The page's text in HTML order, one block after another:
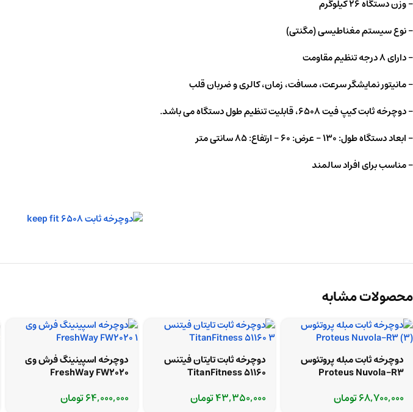
– وزن دستگاه ۲۶ کیلوگرم
– نوع سیستم مغناطیسی (مگنتی)
– دارای ۸ درجه تنظیم مقاومت
– مانیتور نمایشگر سرعت، مسافت، زمان، کالری و ضربان قلب
– دوچرخه ثابت کیپ فیت ۶۵۰۸، قابلیت تنظیم طول دستگاه می باشد.
– ابعاد دستگاه طول: ۱۳۰ – عرض: ۶۰ – ارتفاع: ۸۵ سانتی متر
– مناسب برای افراد سالمند
محصولات مشابه
دوچرخه ثابت مبله پروتئوس
Proteus Nuvola-R3
68,700,000تومان
دوچرخه ثابت تایتان فیتنس
TitanFitness 51160
43,350,000تومان
دوچرخه اسپینینگ فرش وی
FreshWay FW2020
64,000,000تومان